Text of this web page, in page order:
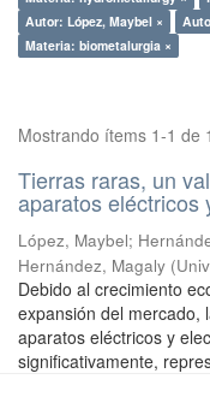
Autor: López, Maybel ×
Materia: biometalurgia ×
Mostrando ítems 1-1 de 1
Tierras raras, un
aparatos eléctricos
López, Maybel;
Hernández, Magaly (
Debido al crecimiento
expansión del mercado,
aparatos eléctricos y
significativamente,